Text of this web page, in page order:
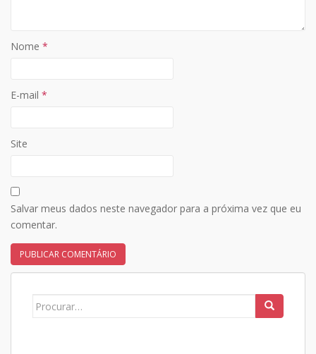
Nome *
E-mail *
Site
Salvar meus dados neste navegador para a próxima vez que eu
comentar.
Search